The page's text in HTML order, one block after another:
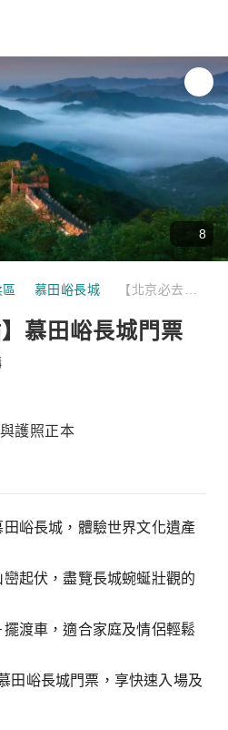
8
慕田峪長城
】慕田峪長城門票
護照正本
峪長城，體驗世界文化遺產
起伏，盡覽長城蜿蜒壯觀的
渡車，適合家庭及情侶輕鬆
田峪長城門票，享快速入場及